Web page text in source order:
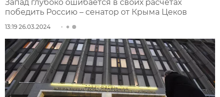
Запад глубоко ошибается в своих расчетах
победить Россию – сенатор от Крыма Цеков
13:19 26.03.2024